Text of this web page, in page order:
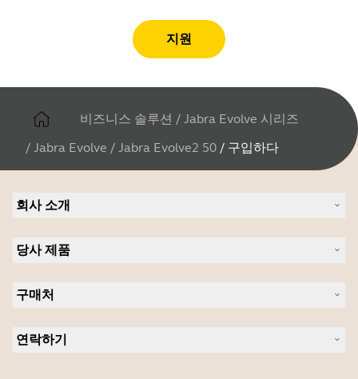
지원
비즈니스 솔루션 / Jabra Evolve 시리즈
/ Jabra Evolve / Jabra Evolve2 50 / 구입하다
회사 소개
채용
새 소식 및 보도자료
블로그 읽기
사례 연구
당사 제품
스피커폰
개인용 카메라
소프트웨어
구매처
연락하기